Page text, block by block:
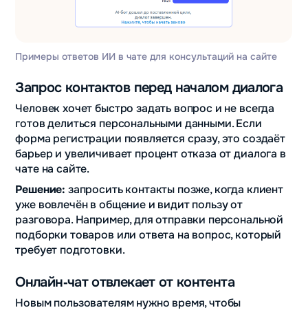
Примеры ответов ИИ в чате для консультаций на сайте
Запрос контактов перед началом диалога
Человек хочет быстро задать вопрос и не всегда
готов делиться персональными данными. Если
форма регистрации появляется сразу, это создаёт
барьер и увеличивает процент отказа от диалога в
чате на сайте.
Решение: запросить контакты позже, когда клиент
уже вовлечён в общение и видит пользу от
разговора. Например, для отправки персональной
подборки товаров или ответа на вопрос, который
требует подготовки.
Онлайн‑чат отвлекает от контента
Новым пользователям нужно время, чтобы